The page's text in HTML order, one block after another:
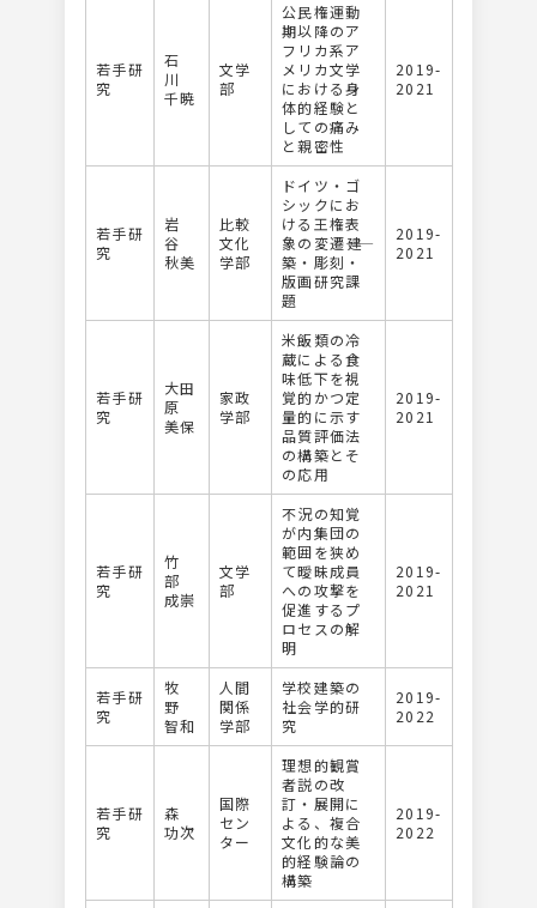
若手研
究
石
川
千暁
文学
部
公民権運動
期以降のア
フリカ系ア
メリカ文学
における身
体的経験と
しての痛み
と親密性
2019-
2021
若手研
究
岩
谷
秋美
比較
文化
学部
ドイツ・ゴ
シックにお
ける王権表
象の変遷――建
築・彫刻・
版画研究課
題
2019-
2021
若手研
究
大田
原
美保
家政
学部
米飯類の冷
蔵による食
味低下を視
覚的かつ定
量的に示す
品質評価法
の構築とそ
の応用
2019-
2021
若手研
究
竹
部
成崇
文学
部
不況の知覚
が内集団の
範囲を狭め
て曖昧成員
への攻撃を
促進するプ
ロセスの解
明
2019-
2021
若手研
究
牧
野
智和
人間
関係
学部
学校建築の
社会学的研
究
2019-
2022
若手研
究
森
功次
国際
セン
ター
理想的観賞
者説の改
訂・展開に
よる、複合
文化的な美
的経験論の
構築
2019-
2022